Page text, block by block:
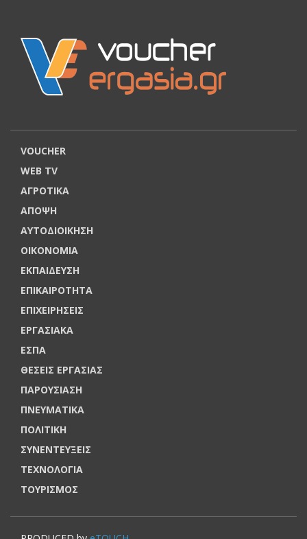
VOUCHER
WEB TV
ΑΓΡΟΤΙΚΑ
ΑΠΟΨΗ
ΑΥΤΟΔΙΟΙΚΗΣΗ
ΟΙΚΟΝΟΜΙΑ
ΕΚΠΑΙΔΕΥΣΗ
ΕΠΙΚΑΙΡΟΤΗΤΑ
ΕΠΙΧΕΙΡΗΣΕΙΣ
ΕΡΓΑΣΙΑΚΑ
ΕΣΠΑ
ΘΕΣΕΙΣ ΕΡΓΑΣΙΑΣ
ΠΑΡΟΥΣΙΑΣΗ
ΠΝΕΥΜΑΤΙΚΑ
ΠΟΛΙΤΙΚΗ
ΣΥΝΕΝΤΕΥΞΕΙΣ
ΤΕΧΝΟΛΟΓΙΑ
ΤΟΥΡΙΣΜΟΣ